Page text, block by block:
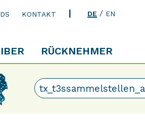
RÜCKNEHMER
KONTAKT DE / EN